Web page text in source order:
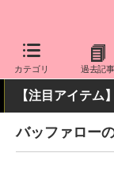
カテゴリ 過去記事
ケータイ Watch 周
【注目アイテム
バッファロー